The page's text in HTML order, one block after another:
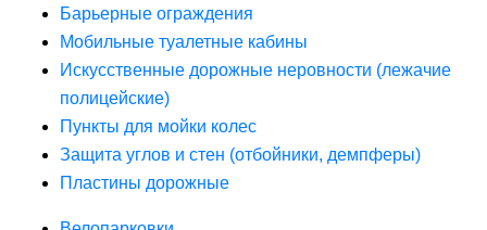
Барьерные ограждения
Мобильные туалетные кабины
Искусственные дорожные неровности (лежачие
полицейские)
Пункты для мойки колес
Защита углов и стен (отбойники, демпферы)
Пластины дорожные